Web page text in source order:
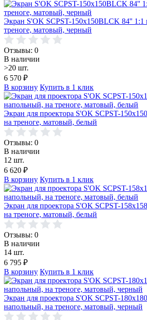
Экран S'OK SCPST-150x150BLCK 84'' 1:1
треноге, матовый, черный
Отзывы: 0
В наличии
>20 шт.
6 570 ₽
В корзину Купить в 1 клик
Экран для проектора S'OK SCPST-
на треноге, матовый, белый
Отзывы: 0
В наличии
12 шт.
6 620 ₽
В корзину Купить в 1 клик
Экран для проектора S'OK SCPST-
на треноге, матовый, белый
Отзывы: 0
В наличии
14 шт.
6 795 ₽
В корзину Купить в 1 клик
Экран для проектора S'OK SCPST-
напольный, на треноге, матовый, черный